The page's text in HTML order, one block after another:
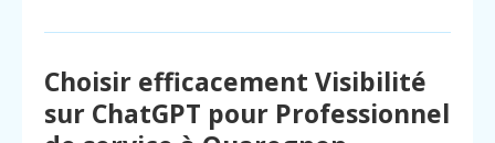
Choisir efficacement Visibilité
sur ChatGPT pour Professionnel